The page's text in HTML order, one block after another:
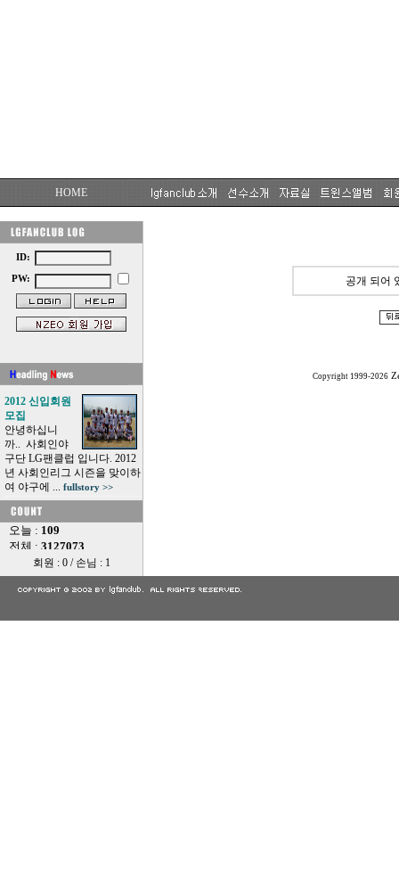
HOME
ID:
PW:
2012 신입회원
모집
안녕하십니
까.. 사회인야
구단 LG팬클럽 입니다. 2012
년 사회인리그 시즌을 맞이하
여 야구에 ... fullstory >>
회원 : 0 / 손님 : 1
공개 되어
Copyright 1999-2026